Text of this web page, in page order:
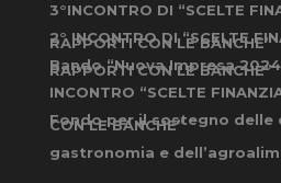
3°INCONTRO DI “SCELTE
RAPPORTI CON LE BANCHE”
2° INCONTRO DI “SCELTE
RAPPORTI CON LE BANCHE”
Bando “Nuova Impresa
INCONTRO “SCELTE
CON LE BANCHE”
Fondo per il sostegno delle
gastronomia e